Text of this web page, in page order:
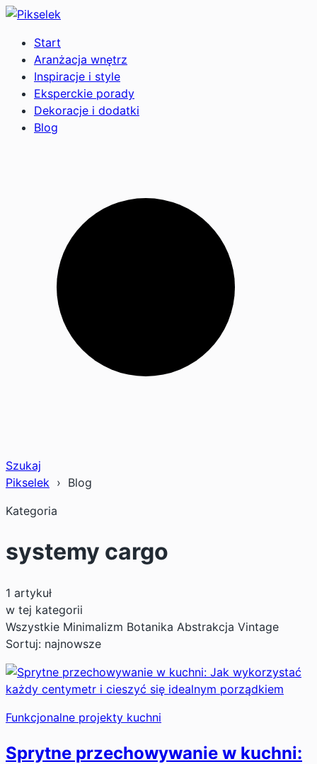
Start
Aranżacja wnętrz
Inspiracje i style
Eksperckie porady
Dekoracje i dodatki
Blog
Szukaj
Pikselek › Blog
Kategoria
systemy cargo
1 artykuł
w tej kategorii
Wszystkie Minimalizm Botanika Abstrakcja Vintage
Sortuj: najnowsze
Funkcjonalne projekty kuchni
Sprytne przechowywanie w kuchni: